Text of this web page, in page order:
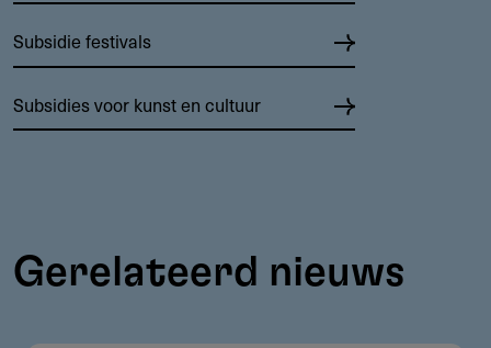
Subsidie festivals
Subsidies voor kunst en cultuur
Gerelateerd nieuws